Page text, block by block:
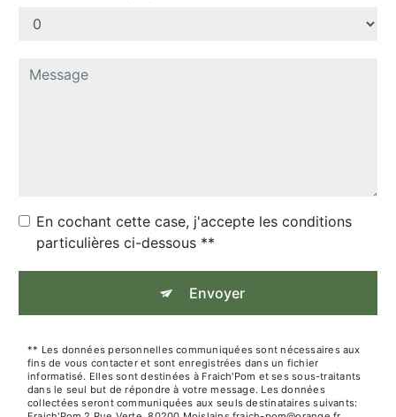
En cochant cette case, j'accepte les conditions
particulières ci-dessous **
Envoyer
** Les données personnelles communiquées sont nécessaires aux
fins de vous contacter et sont enregistrées dans un fichier
informatisé. Elles sont destinées à Fraich'Pom et ses sous-traitants
dans le seul but de répondre à votre message. Les données
collectées seront communiquées aux seuls destinataires suivants: